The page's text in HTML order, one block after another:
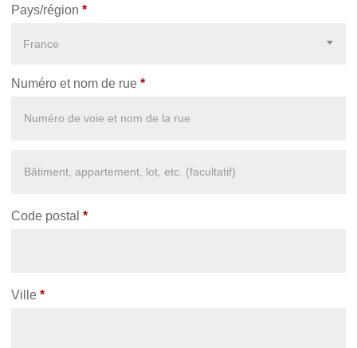
Pays/région *
France
Numéro et nom de rue *
unité,
Code postal *
Ville *